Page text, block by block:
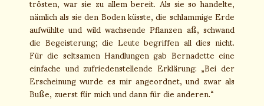
nämlich als sie den Boden küsste, die schlammige Erde
aufwühlte und wild wachsende Pflanzen aß, schwand
die Begeisterung; die Leute begriffen all dies nicht.
Für die seltsamen Handlungen gab Bernadette eine
einfache und zufriedenstellende Erklärung: „Bei der
Erscheinung wurde es mir angeordnet, und zwar als
Buße, zuerst für mich und dann für die anderen.“